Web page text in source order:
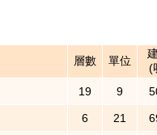
層數 單位
(
19 9
6 21